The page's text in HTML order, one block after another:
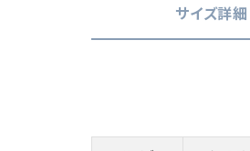
サイズ詳細